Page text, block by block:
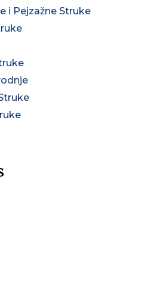
i Pejzažne Struke